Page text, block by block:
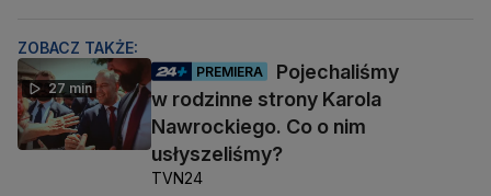
ZOBACZ TAKŻE:
27 min
PREMIERA
Pojechaliśmy
w rodzinne strony Karola
Nawrockiego. Co o nim
usłyszeliśmy?
TVN24